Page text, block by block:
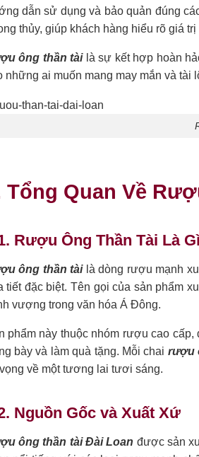
dẫn sử dụng và bảo quản đúng
thủy, giúp khách hàng hiểu rõ giá trị
ông thần tàilà sự kết hợp hoàn
những ai muốn mang may mắn và tài
Tổng Quan Về
Rượu Ông Thần Tài Là
ông thần tàilà dòng rượu mạnh
tiết đặc biệt. Tên gọi của sản phẩm
vượng trong văn hóa Á Đông.
phẩm này thuộc nhóm rượu cao
bày và làm quà tặng. Mỗi chai rượu
về một tương lai tươi sáng.
Nguồn Gốc và Xuất Xứ
ông thần tài Đài Loan được sản